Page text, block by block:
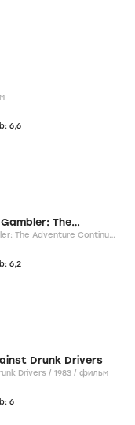
6,6
The
The Adventure Continues
6,2
Drunk Drivers
M.A.D.D.: Mothers Against Drunk Drivers / 1983 / фильм
6